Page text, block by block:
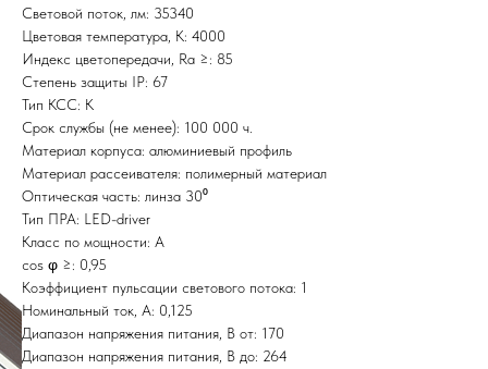
Световой поток, лм: 35340
Цветовая температура, К: 4000
Индекс цветопередачи, Ra ≥: 85
Степень защиты IP: 67
Тип КСС: К
Срок службы (не менее): 100 000 ч.
Материал корпуса: алюминиевый профиль
Материал рассеивателя: полимерный материал
Оптическая часть: линза 30⁰
Тип ПРА: LED-driver
Класс по мощности: A
cos φ ≥: 0,95
Коэффициент пульсации светового потока: 1
Номинальный ток, A: 0,125
Диапазон напряжения питания, В от: 170
Диапазон напряжения питания, В до: 264